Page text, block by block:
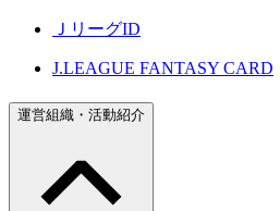
ＪリーグID
J.LEAGUE FANTASY CARD
運営組織・活動紹介